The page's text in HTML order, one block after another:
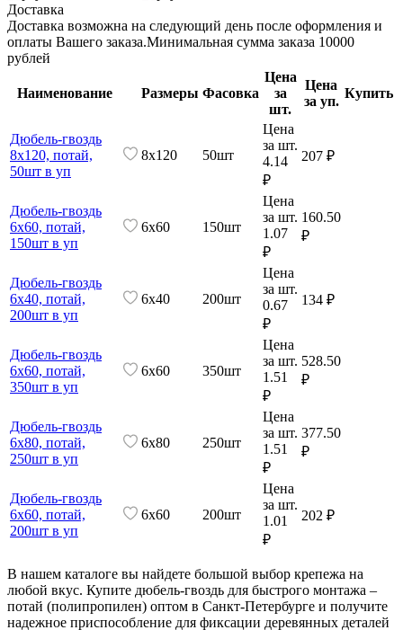
Доставка
Доставка возможна на следующий день после оформления и
оплаты Вашего заказа.Минимальная сумма заказа 10000
рублей
Наименование Размеры Фасовка
Цена
за
шт.
Цена
за уп.
Купить
Дюбель-гвоздь
8х120, потай,
50шт в уп
8х120 50шт
Цена
за шт.
4.14
₽
207 ₽
Дюбель-гвоздь
6х60, потай,
150шт в уп
6х60 150шт
Цена
за шт.
1.07
₽
160.50
₽
Дюбель-гвоздь
6х40, потай,
200шт в уп
6х40 200шт
Цена
за шт.
0.67
₽
134 ₽
Дюбель-гвоздь
6х60, потай,
350шт в уп
6х60 350шт
Цена
за шт.
1.51
₽
528.50
₽
Дюбель-гвоздь
6х80, потай,
250шт в уп
6х80 250шт
Цена
за шт.
1.51
₽
377.50
₽
Дюбель-гвоздь
6х60, потай,
200шт в уп
6х60 200шт
Цена
за шт.
1.01
₽
202 ₽
В нашем каталоге вы найдете большой выбор крепежа на
любой вкус. Купите дюбель-гвоздь для быстрого монтажа –
потай (полипропилен) оптом в Санкт-Петербурге и получите
надежное приспособление для фиксации деревянных деталей